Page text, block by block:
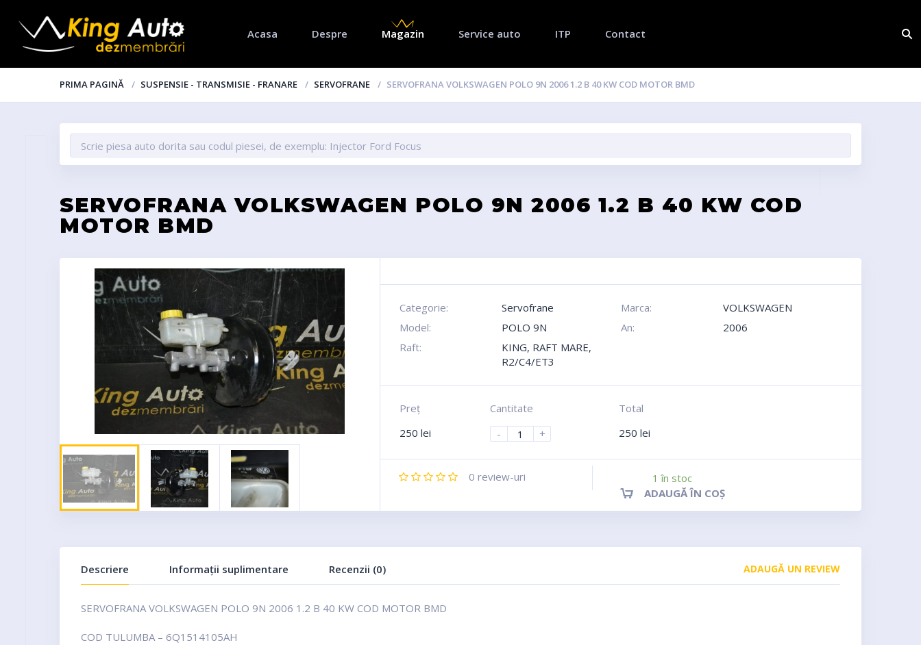
Acasa Despre Magazin Service auto ITP Contact
PRIMA PAGINĂ SUSPENSIE - TRANSMISIE - FRANARE SERVOFRANE SERVOFRANA VOLKSWAGEN POLO 9N 2006 1.2 B 40 KW COD MOTOR BMD
SERVOFRANA VOLKSWAGEN POLO 9N 2006 1.2 B 40 KW COD
MOTOR BMD
Categorie: Servofrane Marca:
VOLKSWAGEN
Model:
POLO 9N An:
2006
Raft:
KING, RAFT MARE,
R2/C4/ET3
Preţ
250lei
Cantitate
-
+
Total
250 lei
0 review-uri
1 în stoc
ADAUGĂ ÎN COȘ
Descriere Informații suplimentare Recenzii (0) ADAUGĂ UN REVIEW
SERVOFRANA VOLKSWAGEN POLO 9N 2006 1.2 B 40 KW COD MOTOR BMD
COD TULUMBA – 6Q1514105AH